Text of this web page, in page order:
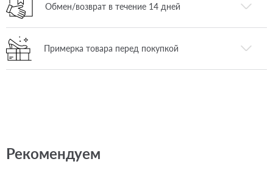
Обмен/возврат в течение 14 дней
Примерка товара перед покупкой
Рекомендуем